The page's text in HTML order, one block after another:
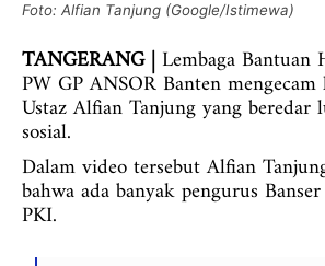
Foto: Alfian Tanjung (Google/Istimewa)
TANGERANG | Lembaga
PW GP ANSOR Banten mengecam
Ustaz Alfian Tanjung yang beredar
sosial.
Dalam video tersebut Alfian
bahwa ada banyak pengurus
PKI.